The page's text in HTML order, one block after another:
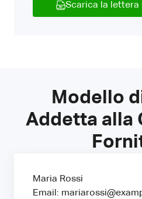
Scarica la lettera
Modello
Addetta alla
Maria Rossi
Email: